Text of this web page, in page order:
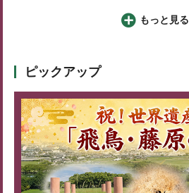
もっと見る
ピックアップ